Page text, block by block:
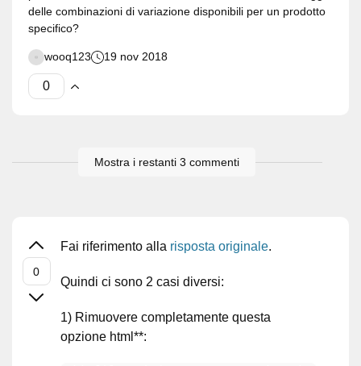
delle combinazioni di variazione disponibili per un prodotto
specifico?
wooq123 19 nov 2018
Mostra i restanti 3 commenti
Fai riferimento alla risposta originale.
Quindi ci sono 2 casi diversi:
1) Rimuovere completamente questa
opzione html**: